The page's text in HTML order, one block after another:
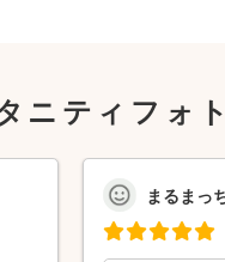
ニティフォ
まるまっ